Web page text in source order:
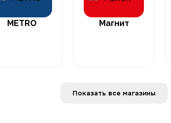
METRO
Магнит
Показать все магазины